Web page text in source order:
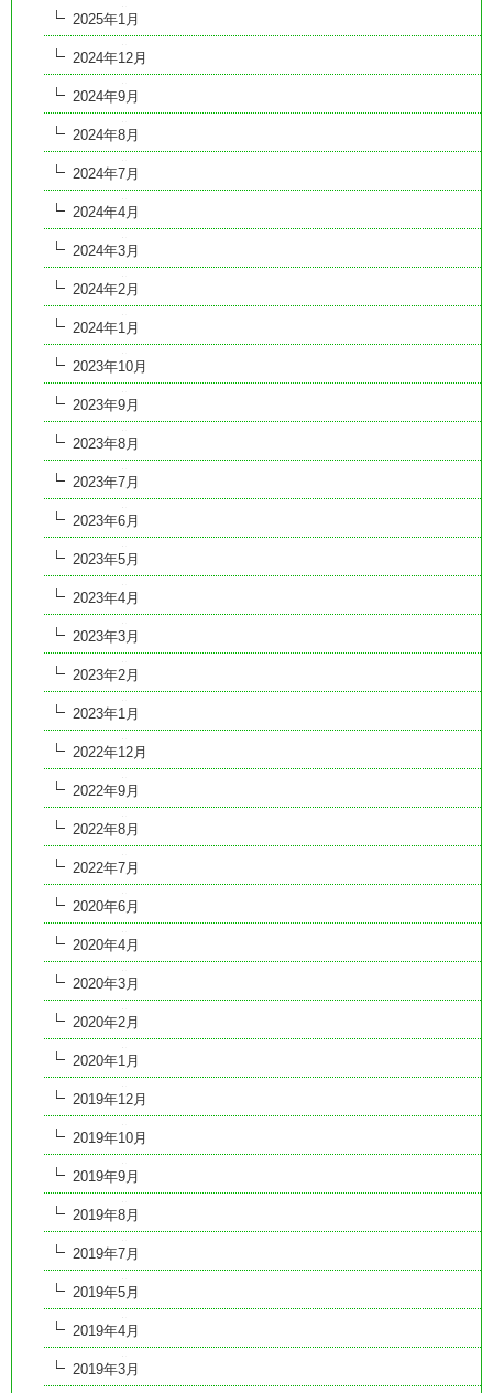
2025年1月
2024年12月
2024年9月
2024年8月
2024年7月
2024年4月
2024年3月
2024年2月
2024年1月
2023年10月
2023年9月
2023年8月
2023年7月
2023年6月
2023年5月
2023年4月
2023年3月
2023年2月
2023年1月
2022年12月
2022年9月
2022年8月
2022年7月
2020年6月
2020年4月
2020年3月
2020年2月
2020年1月
2019年12月
2019年10月
2019年9月
2019年8月
2019年7月
2019年5月
2019年4月
2019年3月